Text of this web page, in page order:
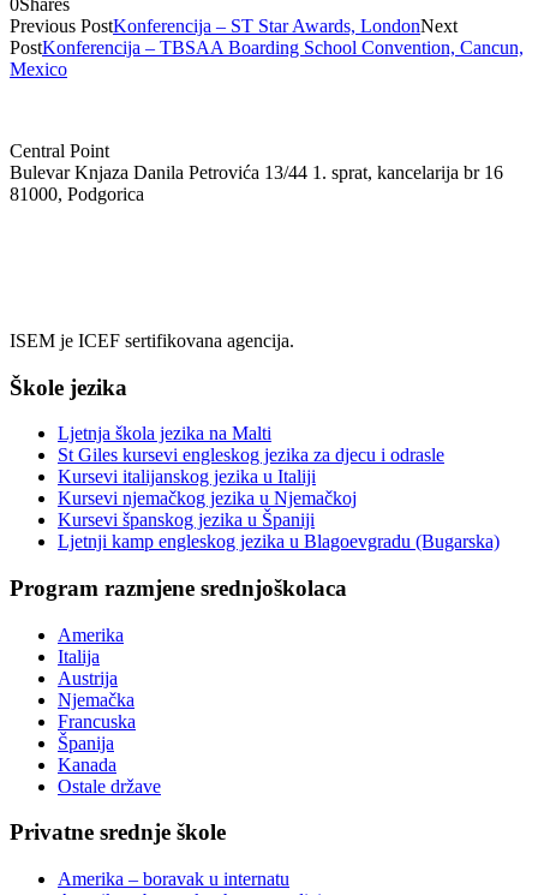
Previous PostKonferencija – ST Star Awards, LondonNext
PostKonferencija – TBSAA Boarding School Convention, Cancun,
Mexico
Central Point
Bulevar Knjaza Danila Petrovića 13/44 1. sprat, kancelarija br 16
81000, Podgorica
ISEM je ICEF sertifikovana agencija.
Škole jezika
Ljetnja škola jezika na Malti
St Giles kursevi engleskog jezika za djecu i odrasle
Kursevi italijanskog jezika u Italiji
Kursevi njemačkog jezika u Njemačkoj
Kursevi španskog jezika u Španiji
Ljetnji kamp engleskog jezika u Blagoevgradu (Bugarska)
Program razmjene srednjoškolaca
Amerika
Italija
Austrija
Njemačka
Francuska
Španija
Kanada
Ostale države
Privatne srednje škole
Amerika – boravak u internatu